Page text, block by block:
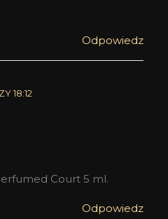
Odpowiedz
18:12
Court 5 ml.
Odpowiedz